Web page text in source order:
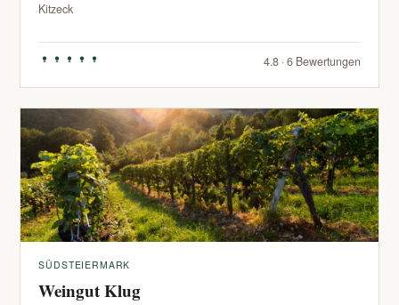
Kitzeck
4.8 · 6 Bewertungen
SÜDSTEIERMARK
Weingut Klug